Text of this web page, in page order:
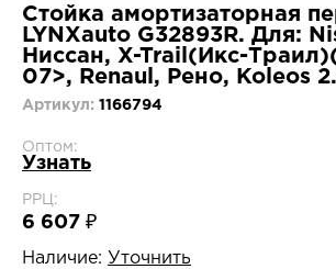
Стойка амортизаторная
LYNXauto G32893R. Для:
Ниссан, X-Trail(Икс-
07>, Renaul, Рено, Koleos
Артикул: 1166794
Оптом:
Узнать
РРЦ:
6 607 ₽
Наличие: Уточнить